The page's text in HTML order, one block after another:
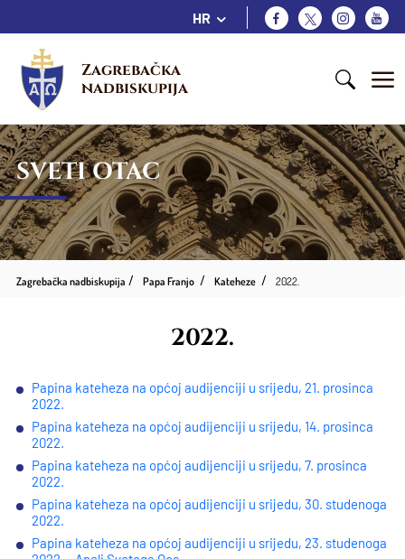
HR
Zagrebačka
nadbiskupija
SVETI OTAC
Zagrebačka nadbiskupija Papa Franjo Kateheze 2022.
2022.
Papina kateheza na općoj audijenciji u srijedu, 21. prosinca
2022.
Papina kateheza na općoj audijenciji u srijedu, 14. prosinca
2022.
Papina kateheza na općoj audijenciji u srijedu, 7. prosinca
2022.
Papina kateheza na općoj audijenciji u srijedu, 30. studenoga
2022.
Papina kateheza na općoj audijenciji u srijedu, 23. studenoga